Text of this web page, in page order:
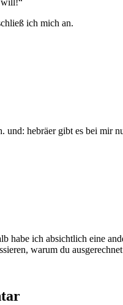
ich mich an.
und: hebräer gibt es bei mir
habe ich absichtlich eine
warum du